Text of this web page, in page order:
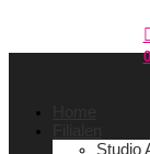
Studio